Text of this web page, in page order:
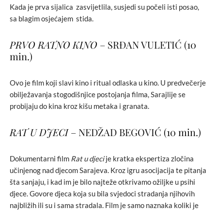
Kada je prva sijalica zasvijetlila, susjedi su počeli isti posao,
sa blagim osjećajem stida.
PRVO RATNO KINO – SRĐAN VULETIĆ (10
min.)
Ovo je film koji slavi kino i ritual odlaska u kino. U predvečerje
obilježavanja stogodišnjice postojanja filma, Sarajlije se
probijaju do kina kroz kišu metaka i granata.
RAT U DJECI– NEDŽAD BEGOVIĆ (10 min.)
Dokumentarni film Rat u djecije kratka ekspertiza zločina
učinjenog nad djecom Sarajeva. Kroz igru asocijacija te pitanja
šta sanjaju, i kad im je bilo najteže otkrivamo ožiljke u psihi
djece. Govore djeca koja su bila svjedoci stradanja njihovih
najbližih ili su i sama stradala. Film je samo naznaka koliki je